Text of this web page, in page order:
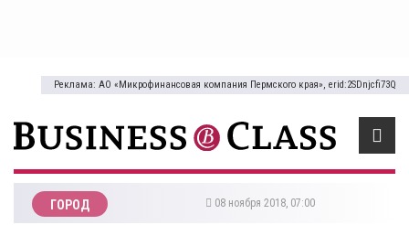
Реклама: АО «Микрофинансовая компания Пермского края», erid:2SDnjcfi73Q
ГОРОД 08 ноября 2018, 07:00